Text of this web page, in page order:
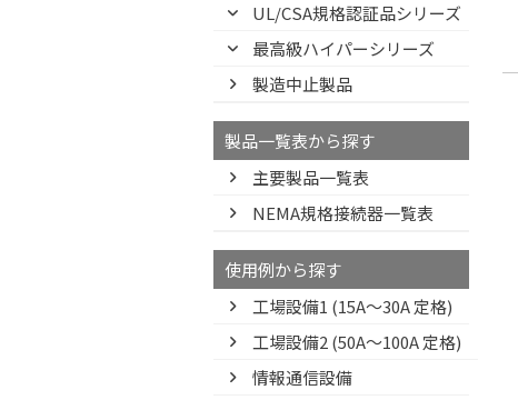
UL/CSA規格認証品シリーズ
最高級ハイパーシリーズ
製造中止製品
製品一覧表から探す
主要製品一覧表
NEMA規格接続器一覧表
使用例から探す
工場設備1 (15A〜30A 定格)
工場設備2 (50A〜100A 定格)
情報通信設備